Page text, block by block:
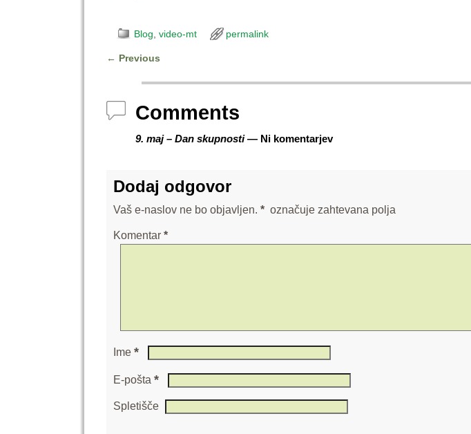
Blog, video-mt permalink
← Previous
Comments
9. maj – Dan skupnosti— Ni komentarjev
Dodaj odgovor
Vaš e-naslov ne bo objavljen. * označuje zahtevana polja
Komentar *
Ime *
E-pošta *
Spletišče